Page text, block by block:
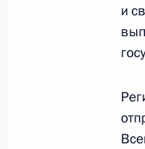
7
7
и